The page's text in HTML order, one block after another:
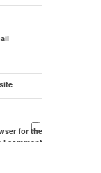
for the
I comment.